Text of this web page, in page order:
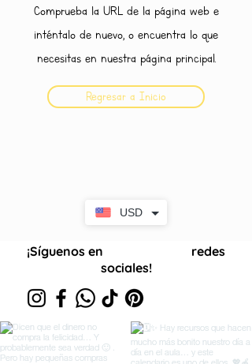
Comprueba la URL de la página web e
inténtalo de nuevo, o encuentra lo que
necesitas en nuestra página principal.
Regresar a Inicio
USD
¡Síguenos en
redes
sociales!